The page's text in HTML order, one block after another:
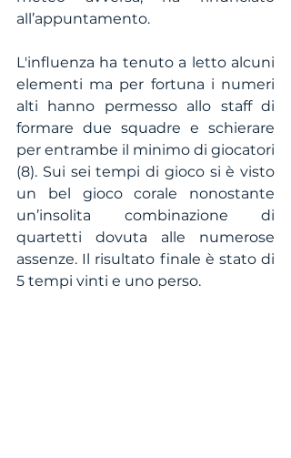
all’appuntamento.
L'influenza ha tenuto a letto alcuni
elementi ma per fortuna i numeri
alti hanno permesso allo staff di
formare due squadre e schierare
per entrambe il minimo di giocatori
(8). Sui sei tempi di gioco si è visto
un bel gioco corale nonostante
un’insolita combinazione di
quartetti dovuta alle numerose
assenze. Il risultato finale è stato di
5 tempi vinti e uno perso.